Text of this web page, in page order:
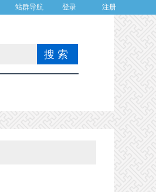
站群导航 登录 注册